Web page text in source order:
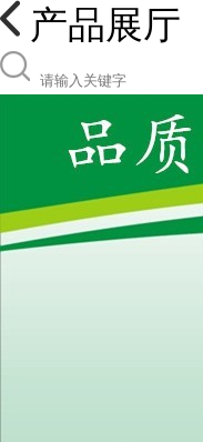
产品展厅